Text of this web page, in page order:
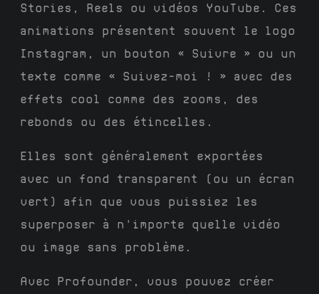
Stories, Reels ou vidéos YouTube. Ces
animations présentent souvent le logo
Instagram, un bouton « Suivre » ou un
texte comme « Suivez-moi ! » avec des
effets cool comme des zooms, des
rebonds ou des étincelles.
Elles sont généralement exportées
avec un fond transparent (ou un écran
vert) afin que vous puissiez les
superposer à n'importe quelle vidéo
ou image sans problème.
Avec Profounder, vous pouvez créer